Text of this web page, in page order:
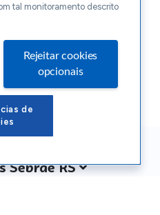
Sebrae RS
tal monitoramento descrito
Rejeitar cookies
opcionais
de